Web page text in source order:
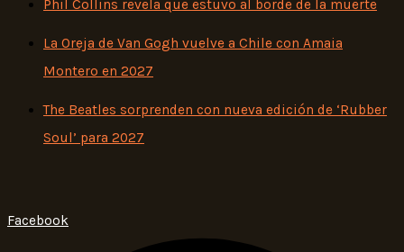
Phil Collins revela que estuvo al borde de la muerte
La Oreja de Van Gogh vuelve a Chile con Amaia
Montero en 2027
The Beatles sorprenden con nueva edición de ‘Rubber
Soul’ para 2027
Facebook